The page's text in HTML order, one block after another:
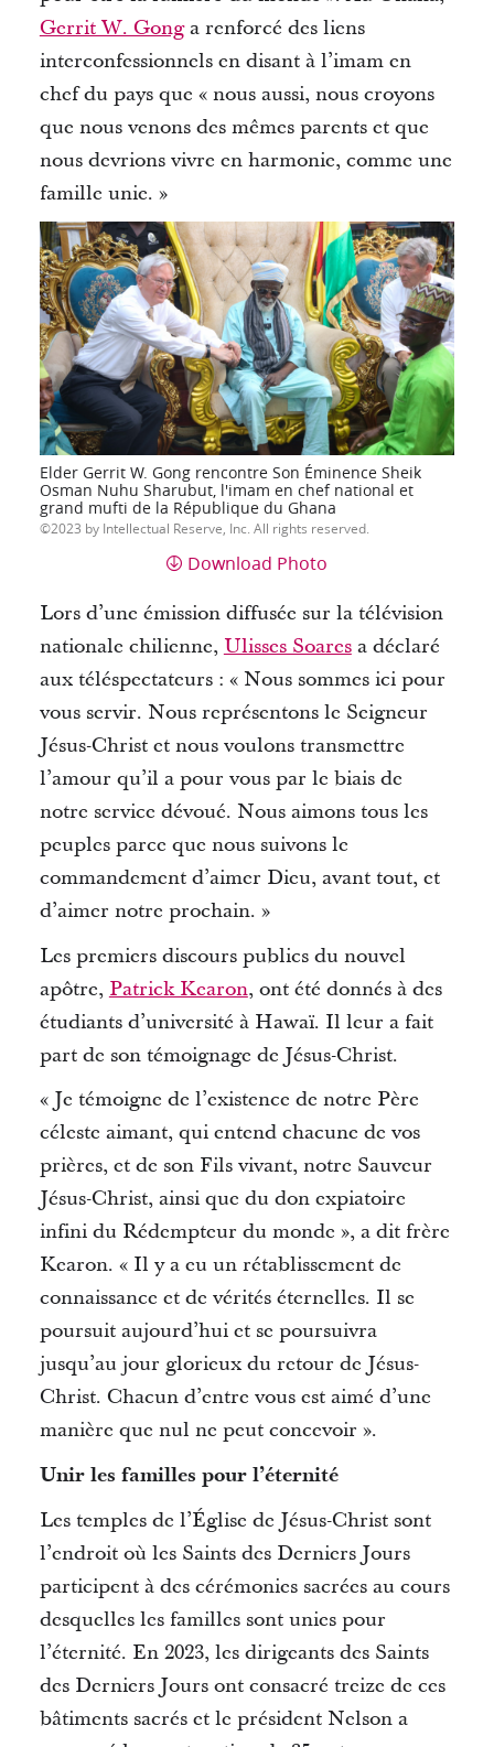
Gerrit W. Gonga renforcé des liens
interconfessionnels en disant à l’imam en
chef du pays que « nous aussi, nous croyons
que nous venons des mêmes parents et que
nous devrions vivre en harmonie, comme une
famille unie. »
Elder Gerrit W. Gong rencontre Son Éminence Sheik
Osman Nuhu Sharubut, l'imam en chef national et
grand mufti de la République du Ghana
2023 by Intellectual Reserve, Inc. All rights reserved.
Download Photo
Lors d’une émission diffusée sur la télévision
nationale chilienne,Ulisses Soaresa déclaré
aux téléspectateurs : « Nous sommes ici pour
vous servir. Nous représentons le Seigneur
Jésus-Christ et nous voulons transmettre
l’amour qu’il a pour vous par le biais de
notre service dévoué. Nous aimons tous les
peuples parce que nous suivons le
commandement d’aimer Dieu, avant tout, et
d’aimer notre prochain. »
Les premiers discours publics du nouvel
apôtre, Patrick Kearon, ont été donnés à des
étudiants d’université à Hawaï. Il leur a fait
part de son témoignage de Jésus-Christ.
« Je témoigne de l’existence de notre Père
céleste aimant, qui entend chacune de vos
prières, et de son Fils vivant, notre Sauveur
Jésus-Christ, ainsi que du don expiatoire
infini du Rédempteur du monde », a dit frère
Kearon. « Il y a eu un rétablissement de
connaissance et de vérités éternelles. Il se
poursuit aujourd’hui et se poursuivra
jusqu’au jour glorieux du retour de Jésus-
Christ. Chacun d’entre vous estaimé d’une
manière que nul ne peut concevoir ».
Unir les familles pour l’éternité
Les temples de l’Église de Jésus-Christ sont
l’endroit où les Saints des Derniers Jours
participent à des cérémonies sacrées au cours
desquelles les familles sont unies pour
l’éternité. En 2023, les dirigeants des Saints
des Derniers Jours ont consacré treize de ces
bâtiments sacrés et le président Nelson a